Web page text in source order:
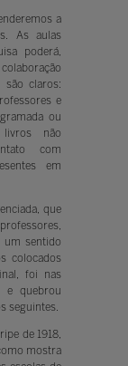
a
As aulas
poderá,
são claros:
e
ou
não
com
em
que
um sentido
colocados
foi nas
e quebrou
seguintes.
de 1918,
mostra